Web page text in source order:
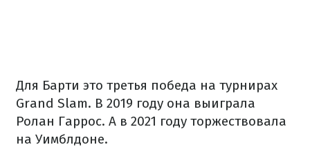
Для Барти это третья победа на турнирах
Grand Slam. В 2019 году она выиграла
Ролан Гаррос. А в 2021 году торжествовала
на Уимблдоне.